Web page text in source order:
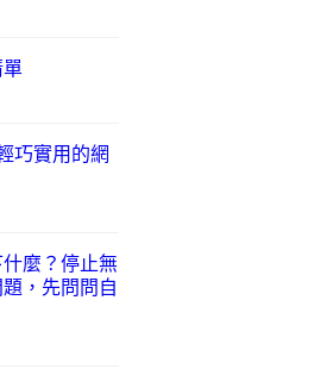
巧實用的網
麼？停止無
，先問問自